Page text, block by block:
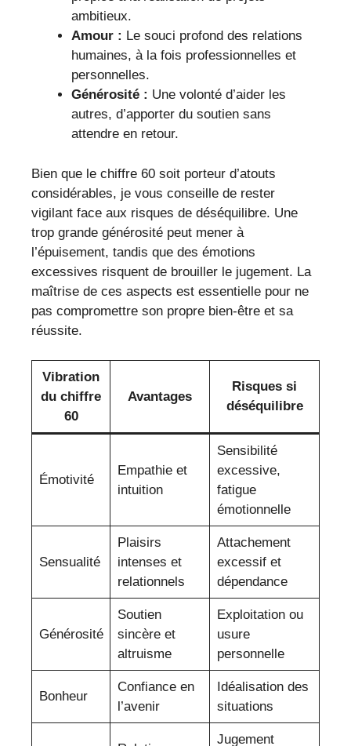
ambitieux.
Amour : Le souci profond des relations
humaines, à la fois professionnelles et
personnelles.
Générosité : Une volonté d’aider les
autres, d’apporter du soutien sans
attendre en retour.
Bien que le chiffre 60 soit porteur d’atouts
considérables, je vous conseille de rester
vigilant face aux risques de déséquilibre. Une
trop grande générosité peut mener à
l’épuisement, tandis que des émotions
excessives risquent de brouiller le jugement. La
maîtrise de ces aspects est essentielle pour ne
pas compromettre son propre bien-être et sa
réussite.
Vibration
du chiffre
60
Avantages
Risques si
déséquilibre
Émotivité
Empathie et
intuition
Sensibilité
excessive,
fatigue
émotionnelle
Sensualité
Plaisirs
intenses et
relationnels
Attachement
excessif et
dépendance
Générosité
Soutien
sincère et
altruisme
Exploitation ou
usure
personnelle
Bonheur
Confiance en
l’avenir
Idéalisation des
situations
Jugement